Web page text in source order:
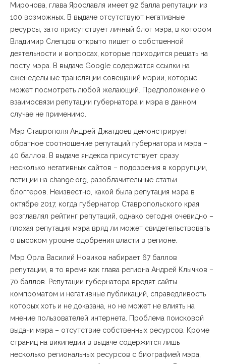
Миронова, глава Ярославля имеет 92 балла репутации из
100 возможных. В выдаче отсутствуют негативные
ресурсы, зато присутствует личный блог мэра, в котором
Владимир Слепцов открыто пишет о собственной
деятельности и вопросах, которые приходится решать на
посту мэра. В выдаче Google содержатся ссылки на
еженедельные трансляции совещаний мэрии, которые
может посмотреть любой желающий. Предположение о
взаимосвязи репутации губернатора и мэра в данном
случае не применимо.
Мэр Ставрополя Андрей Джатдоев демонстрирует
обратное соотношение репутаций губернатора и мэра –
40 баллов. В выдаче яндекса присутствует сразу
несколько негативных сайтов – подозрения в коррупции,
петиции на change.org, разоблачительные статьи
блоггеров. Неизвестно, какой была репутация мэра в
октябре 2017, когда губернатор Ставропольского края
возглавлял рейтинг репутаций, однако сегодня очевидно –
плохая репутация мэра вряд ли может свидетельствовать
о высоком уровне одобрения власти в регионе.
Мэр Орла Василий Новиков набирает 67 баллов
репутации, в то время как глава региона Андрей Клычков –
70 баллов. Репутации губернатора вредят сайты
компроматом и негативные публикаций, справедливость
которых хоть и не доказана, но не может не влиять на
мнение пользователей интернета. Проблема поисковой
выдачи мэра – отсутствие собственных ресурсов. Кроме
страниц на википедии в выдаче содержится лишь
несколько региональных ресурсов с биографией мэра,